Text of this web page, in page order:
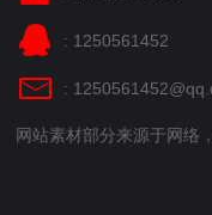
: 1250561452
:
网站素材部分来源于网络